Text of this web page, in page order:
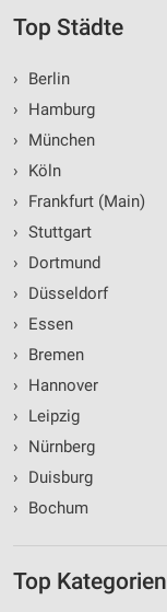
Top Städte
›
Berlin
›
Hamburg
›
München
›
Köln
›
Frankfurt (Main)
› Stuttgart
›
Dortmund
›
Düsseldorf
›
Essen
›
Bremen
›
Hannover
›
Leipzig
›
Nürnberg
›
Duisburg
›
Bochum
Top Kategorien